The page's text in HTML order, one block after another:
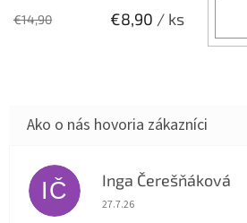
€14,90 €8,90 / ks
IČ Inga Čerešňáková
Hodnotenie obchodu je 5 z
27.7.26